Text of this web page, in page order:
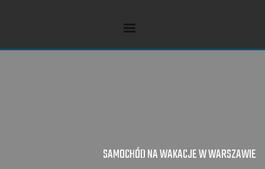
SAMOCHÓD NA WAKACJE W WARSZAWIE